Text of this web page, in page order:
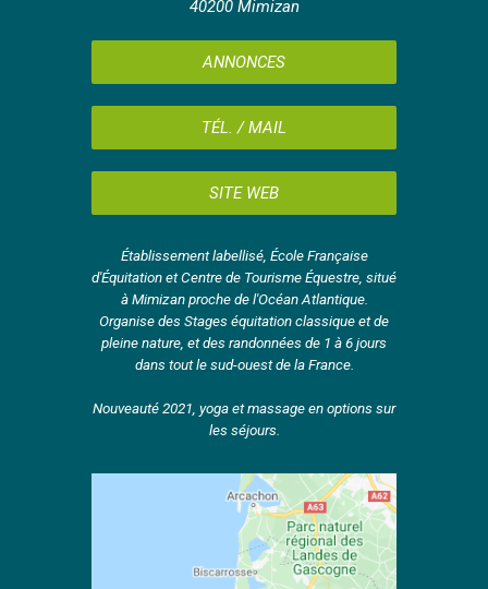
40200 Mimizan
ANNONCES
TÉL. / MAIL
SITE WEB
Établissement labellisé, École Française
d'Équitation et Centre de Tourisme Équestre, situé
à Mimizan proche de l'Océan Atlantique.
Organise des Stages équitation classique et de
pleine nature, et des randonnées de 1 à 6 jours
dans tout le sud-ouest de la France.
Nouveauté 2021, yoga et massage en options sur
les séjours.